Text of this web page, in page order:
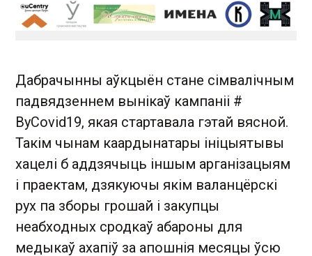
Дабрачынны аўкцыён стане сімвалічным
падвядзеннем вынікаў кампаніі #
ByCovid19, якая стартавала гэтай вясной.
Такім чынам каардынатары ініцыятывы
хацелі б аддзячыць іншым арганізацыям
і праектам, дзякуючы якім валанцёрскі
рух па зборы грошай і закупцы
неабходных сродкаў абароны для
медыкаў ахапіў за апошнія месяцы ўсю